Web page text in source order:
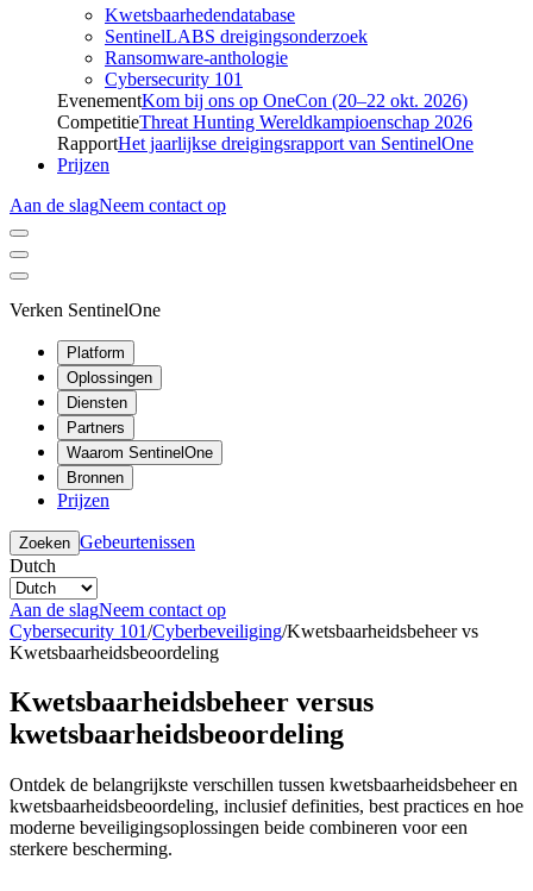
Kwetsbaarhedendatabase
SentinelLABS dreigingsonderzoek
Ransomware-anthologie
Cybersecurity 101
EvenementKom bij ons op OneCon (20–22 okt. 2026)
CompetitieThreat Hunting Wereldkampioenschap 2026
RapportHet jaarlijkse dreigingsrapport van SentinelOne
Prijzen
Aan de slagNeem contact op
Verken SentinelOne
Platform
Oplossingen
Diensten
Partners
Waarom SentinelOne
Bronnen
Prijzen
Zoeken Gebeurtenissen
Dutch
Aan de slagNeem contact op
Cybersecurity 101/Cyberbeveiliging/Kwetsbaarheidsbeheer vs
Kwetsbaarheidsbeoordeling
Kwetsbaarheidsbeheer versus
kwetsbaarheidsbeoordeling
Ontdek de belangrijkste verschillen tussen kwetsbaarheidsbeheer en
kwetsbaarheidsbeoordeling, inclusief definities, best practices en hoe
moderne beveiligingsoplossingen beide combineren voor een
sterkere bescherming.